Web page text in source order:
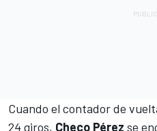
Cuando el contador de
24 giros, Checo Pérez se